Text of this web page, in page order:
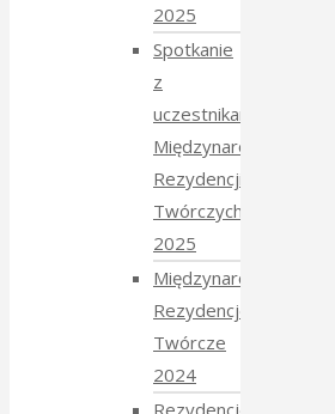
2025
Spotkanie
z
uczestnikami
Międzynarodowych
Rezydencji
Twórczych
2025
Międzynarodowe
Rezydencje
Twórcze
2024
Rezydencje